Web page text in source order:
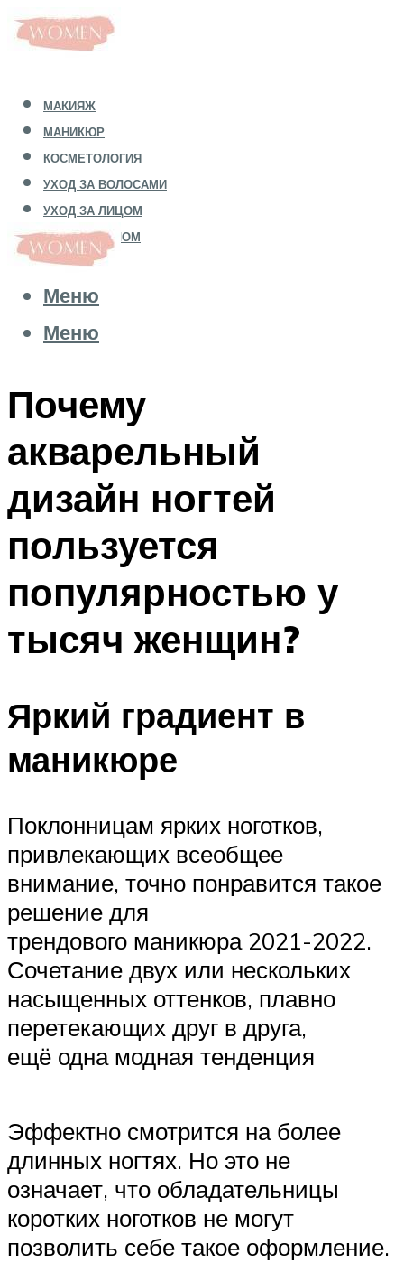
МАКИЯЖ
МАНИКЮР
КОСМЕТОЛОГИЯ
УХОД ЗА ВОЛОСАМИ
УХОД ЗА ЛИЦОМ
УХОД ЗА ТЕЛОМ
Меню
Меню
Почему
акварельный
дизайн ногтей
пользуется
популярностью у
тысяч женщин?
Яркий градиент в
маникюре
Поклонницам ярких ноготков,
привлекающих всеобщее
внимание, точно понравится такое
решение для
трендового маникюра 2021-2022.
Сочетание двух или нескольких
насыщенных оттенков, плавно
перетекающих друг в друга,
ещё одна модная тенденция
Эффектно смотрится на более
длинных ногтях. Но это не
означает, что обладательницы
коротких ноготков не могут
позволить себе такое оформление.